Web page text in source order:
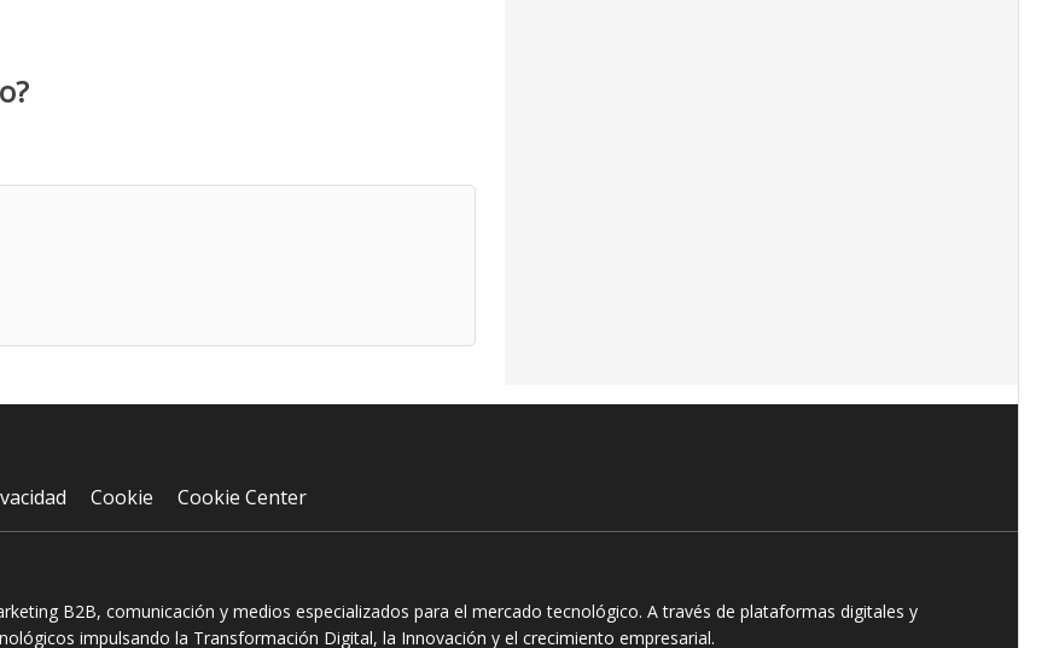
Cookie Cookie Center
B2B, comunicación y medios especializados para el mercado tecnológico. A través de plataformas digitales y
impulsando la Transformación Digital, la Innovación y el crecimiento empresarial.